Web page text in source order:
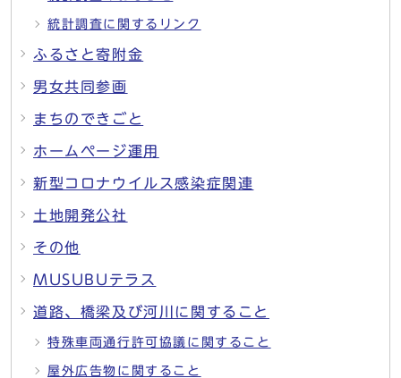
統計調査に関するリンク
ふるさと寄附金
男女共同参画
まちのできごと
ホームページ運用
新型コロナウイルス感染症関連
土地開発公社
その他
MUSUBUテラス
道路、橋梁及び河川に関すること
特殊車両通行許可協議に関すること
屋外広告物に関すること